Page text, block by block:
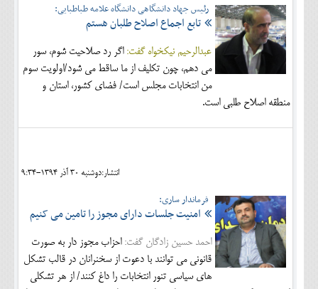
رئیس جهاد دانشگاهی دانشگاه علامه طباطبایی:
تابع اجماع اصلاح طلبان هستم
عبدالرحیم نیکخواه گفت: اگر رد صلاحیت شوم، سور
می دهم، چون تکلیف از ما ساقط می شود/اولویت سوم
من انتخابات مجلس است/ فضای کشور، استان و
منطقه اصلاح طلبی است.
انتشار:دوشنبه 30 آذر 1394-9:34
فرماندار ساری:
امنیت جلسات دارای مجوز را تامین می کنیم
احمد حسین زادگان گفت: احزاب مجوز دار به صورت
قانونی می توانند با دعوت از سخنرانان در قالب تشکل
های سیاسی تنور انتخابات را داغ کنند/ از هر تشکلی